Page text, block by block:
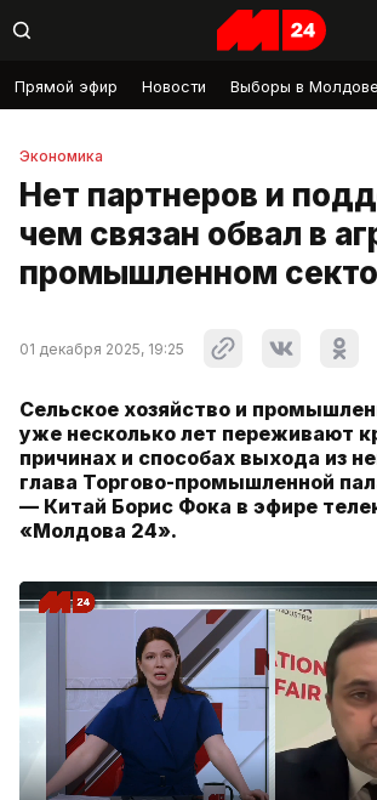
Прямой эфир Новости Выборы в Молдове
Экономика
Нет партнеров и
чем связан обвал в
промышленном
01 декабря 2025, 19:25
Сельское хозяйство и
уже несколько лет переживают
причинах и способах выхода из
глава Торгово-промышленной
— Китай Борис Фока в эфире
«Молдова 24».